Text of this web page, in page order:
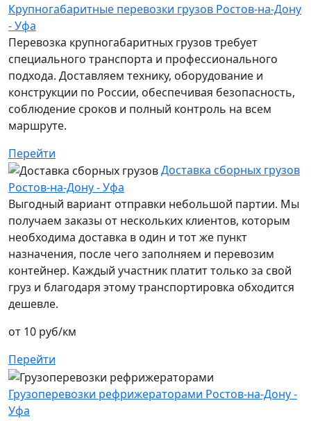
Крупногабаритные перевозки грузов Ростов-на-Дону
- Уфа
Перевозка крупногабаритных грузов требует
специального транспорта и профессионального
подхода. Доставляем технику, оборудование и
конструкции по России, обеспечивая безопасность,
соблюдение сроков и полный контроль на всем
маршруте.
Перейти
Доставка сборных грузов
Ростов-на-Дону - Уфа
Выгодный вариант отправки небольшой партии. Мы
получаем заказы от нескольких клиентов, которым
необходима доставка в один и тот же пункт
назначения, после чего заполняем и перевозим
контейнер. Каждый участник платит только за свой
груз и благодаря этому транспортировка обходится
дешевле.
от 10 руб/км
Перейти
Грузоперевозки рефрижераторами Ростов-на-Дону -
Уфа